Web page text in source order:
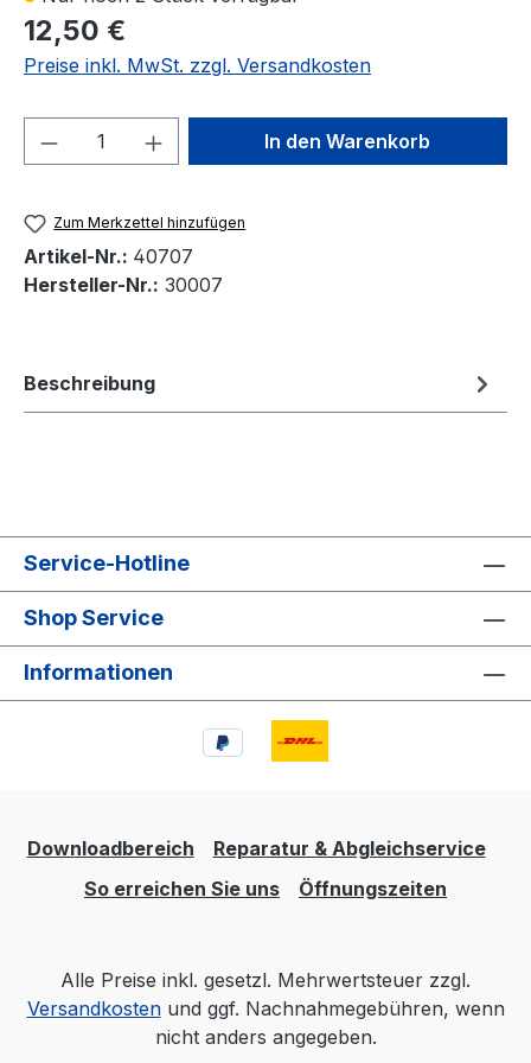
12,50 €
Preise inkl. MwSt. zzgl. Versandkosten
Produkt Anzahl: Gib denIn den Warenkorb
Zum Merkzettel hinzufügen
Artikel-Nr.: 40707
Hersteller-Nr.: 30007
Beschreibung
Service-Hotline
Shop Service
Informationen
Downloadbereich
Reparatur & Abgleichservice
So erreichen Sie uns
Öffnungszeiten
Alle Preise inkl. gesetzl. Mehrwertsteuer zzgl.
Versandkostenund ggf. Nachnahmegebühren, wenn
nicht anders angegeben.